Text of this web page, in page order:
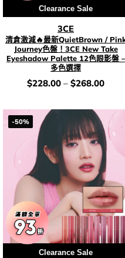
Clearance Sale
3CE
清倉激減🔥最新QuietBrown /
Journey色盤！3CE New Take
Eyeshadow Palette 12色眼影盤 –
多色選擇
價
錢：
$228.00 – $268.00
-50%
Clearance Sale